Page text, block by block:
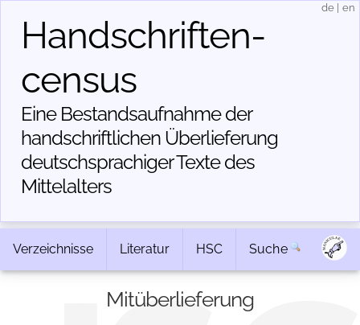
Handschriften­
census
Eine Bestandsaufnahme der
handschriftlichen Über­lieferung
deutschsprachiger Texte des
Mittelalters
de en
Verzeichnisse Literatur HSC Suche
Mitüberlieferung